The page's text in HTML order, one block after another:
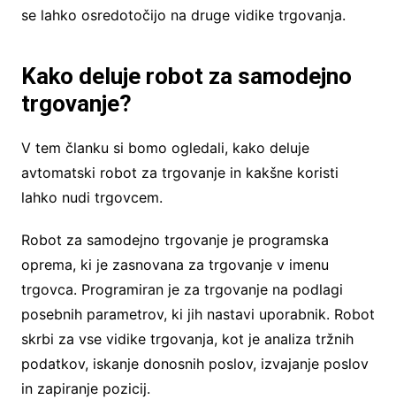
se lahko osredotočijo na druge vidike trgovanja.
Kako deluje robot za samodejno
trgovanje?
V tem članku si bomo ogledali, kako deluje
avtomatski robot za trgovanje in kakšne koristi
lahko nudi trgovcem.
Robot za samodejno trgovanje je programska
oprema, ki je zasnovana za trgovanje v imenu
trgovca. Programiran je za trgovanje na podlagi
posebnih parametrov, ki jih nastavi uporabnik. Robot
skrbi za vse vidike trgovanja, kot je analiza tržnih
podatkov, iskanje donosnih poslov, izvajanje poslov
in zapiranje pozicij.